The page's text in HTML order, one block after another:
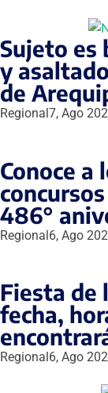
Sujeto es
y
de
Regional7, Ago
Conoce a
486°
Regional6, Ago
Fiesta de
fecha,
Regional 6, Ago